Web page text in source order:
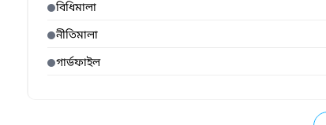
বিধিমালা
নীতিমালা
গার্ডফাইল